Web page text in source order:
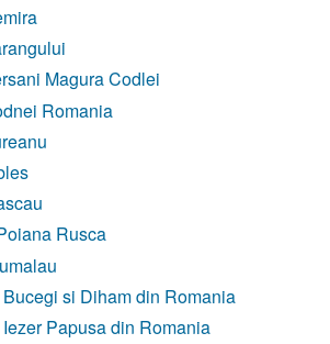
Magura Codlei
Romania
Rusca
si Diham din Romania
Papusa din Romania